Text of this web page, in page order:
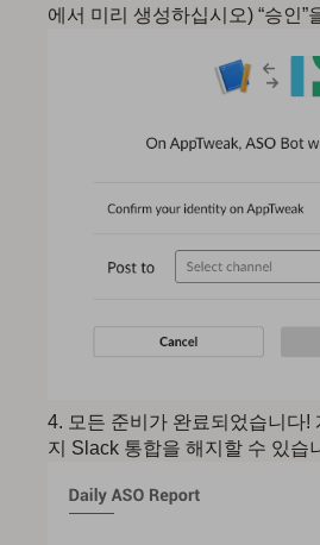
에서 미리 생성하십시오) “승인”
모든 준비가 완료되었습니다!
지 Slack 통합을 해지할 수 있습